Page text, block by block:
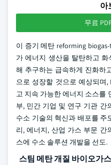
아
무료
이 증기 메탄 reforming
가 에너지 생산을 탈탄하고
해 추구하는 급속하게 진화하
으로 성장할 것으로 예상되며,
고 지속 가능한 에너지 소스를
부, 민간 기업 및 연구 기관 간
수소 기술의 혁신과 배포를 주
리, 에너지, 산업 가스 부문 간
스에 수소 솔루션 개발을 선도.
스팀 메탄 개질 바이오가